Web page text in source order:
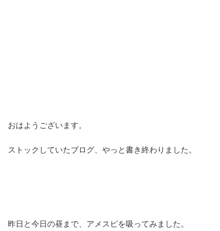
おはようございます。
ストックしていたブログ、やっと書き終わりました。
昨日と今日の昼まで、アメスピを吸ってみました。